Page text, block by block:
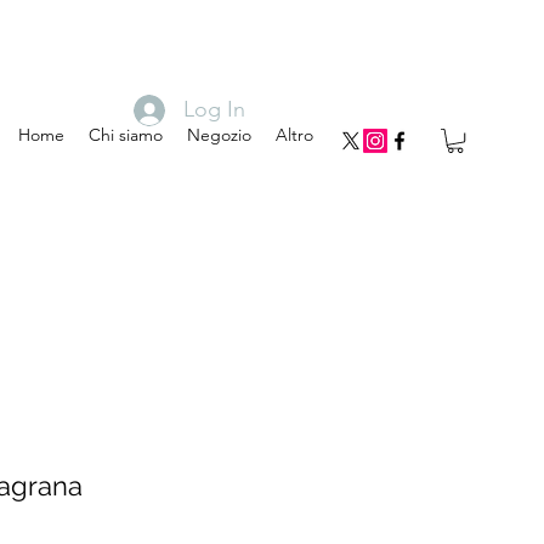
Home Chi siamo Negozio Altro
Log In